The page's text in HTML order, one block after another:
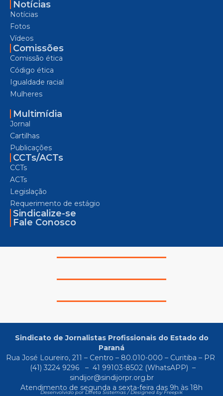
Notícias
Notícias
Fotos
Vídeos
Comissões
Comissão ética
Código ética
Igualdade racial
Mulheres
Multimídia
Jornal
Cartilhas
Publicações
CCTs/ACTs
CCTs
ACTs
Legislação
Requerimento de estágio
Sindicalize-se
Fale Conosco
Sindicato de Jornalistas Profissionais do Estado do
Paraná
Rua José Loureiro, 211 – Centro – 80.010-000 – Curitiba – PR
(41) 3224 9296
– 41 99103-8502(WhatsAPP) –
sindijor@sindijorpr.org.br
Atendimento de segunda a sexta-feira das 9h às 18h
Desenvolvido por Direta Sistemas /Designed by Freepik